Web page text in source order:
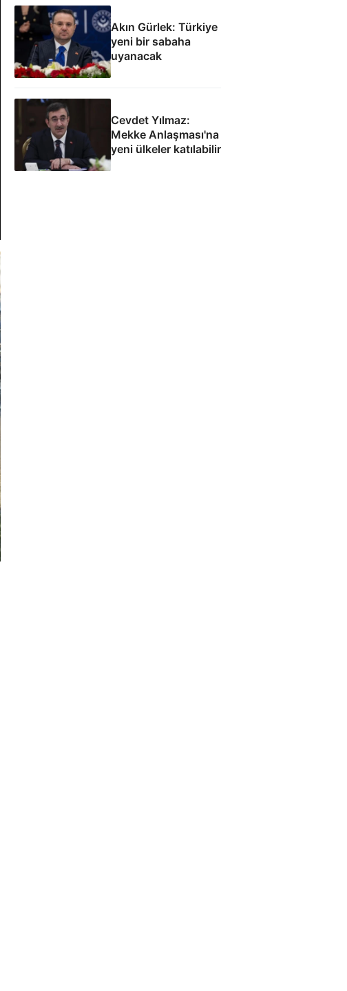
Akın Gürlek: Türkiye
yeni bir sabaha
uyanacak
Cevdet Yılmaz:
Mekke Anlaşması'na
yeni ülkeler katılabilir